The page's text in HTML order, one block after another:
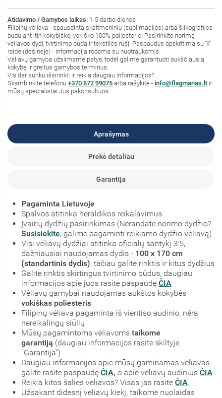
Atidavimo / Gamybos laikas: 1-5 darbo dienos
Filipinų vėliava - spausdinta skaitmeniniu (sublimacijos) arba šilkografijos
būdu ant itin kokybiško, vokiško 100% poliesterio. Pasirinkite norimą
vėliavos dydį, tvirtinimo būdą ir tekstilės rūšį. Paspaudus apskritimą su "i"
raide (dešinėje) - informacija rodoma su nuotraukomis.
Vėliavų gamyba užsiimame patys, todėl galime garantuoti aukščiausią
kokybę ir greitus gamybos terminus.
Vis dar sunku išsirinkti ir reikia daugiau informacijos?
Skambinkite telefonu +370 672 99075 arba rašykite - info@flagmanas.lt ir
mūsų specialistai Jus pakonsultuos.
Aprašymas
Prekė detaliau
Garantija
Pagaminta Lietuvoje
Spalvos atitinka heraldikos reikalavimus
Įvairių dydžių pasirinkimas (Nerandate norimo dydžio?
Susisiekite, galime pagaminti reikiamo dydžio vėliavą)
Visi vėliavų dydžiai atitinka oficialų santykį 3:5,
dažniausiai naudojamas dydis - 100 x 170 cm
(standartinis dydis), tačiau galite rinktis ir kitus dydžius
Galite rinktis skirtingus tvirtinimo būdus, daugiau
informacijos apie juos rasite paspaudę ČIA
Vėliavų gamybai naudojamas aukštos kokybės
vokiškas poliesteris
Filipinų vėliava pagaminta iš vientiso audinio, nėra
nereikalingų siūlių
Mūsų pagamintoms vėliavoms taikome
garantiją (daugiau informacijos rasite skiltyje
"Garantija")
Daugiau informacijos apie mūsų gaminamas vėliavas
galite rasite paspaudę ČIA, o apie vėliavų audinius ČIA
Reikia kitos šalies vėliavos? Visas jas rasite ČIA.
Užsakant didesnį vėliavų kiekį, taikome nuolaidas